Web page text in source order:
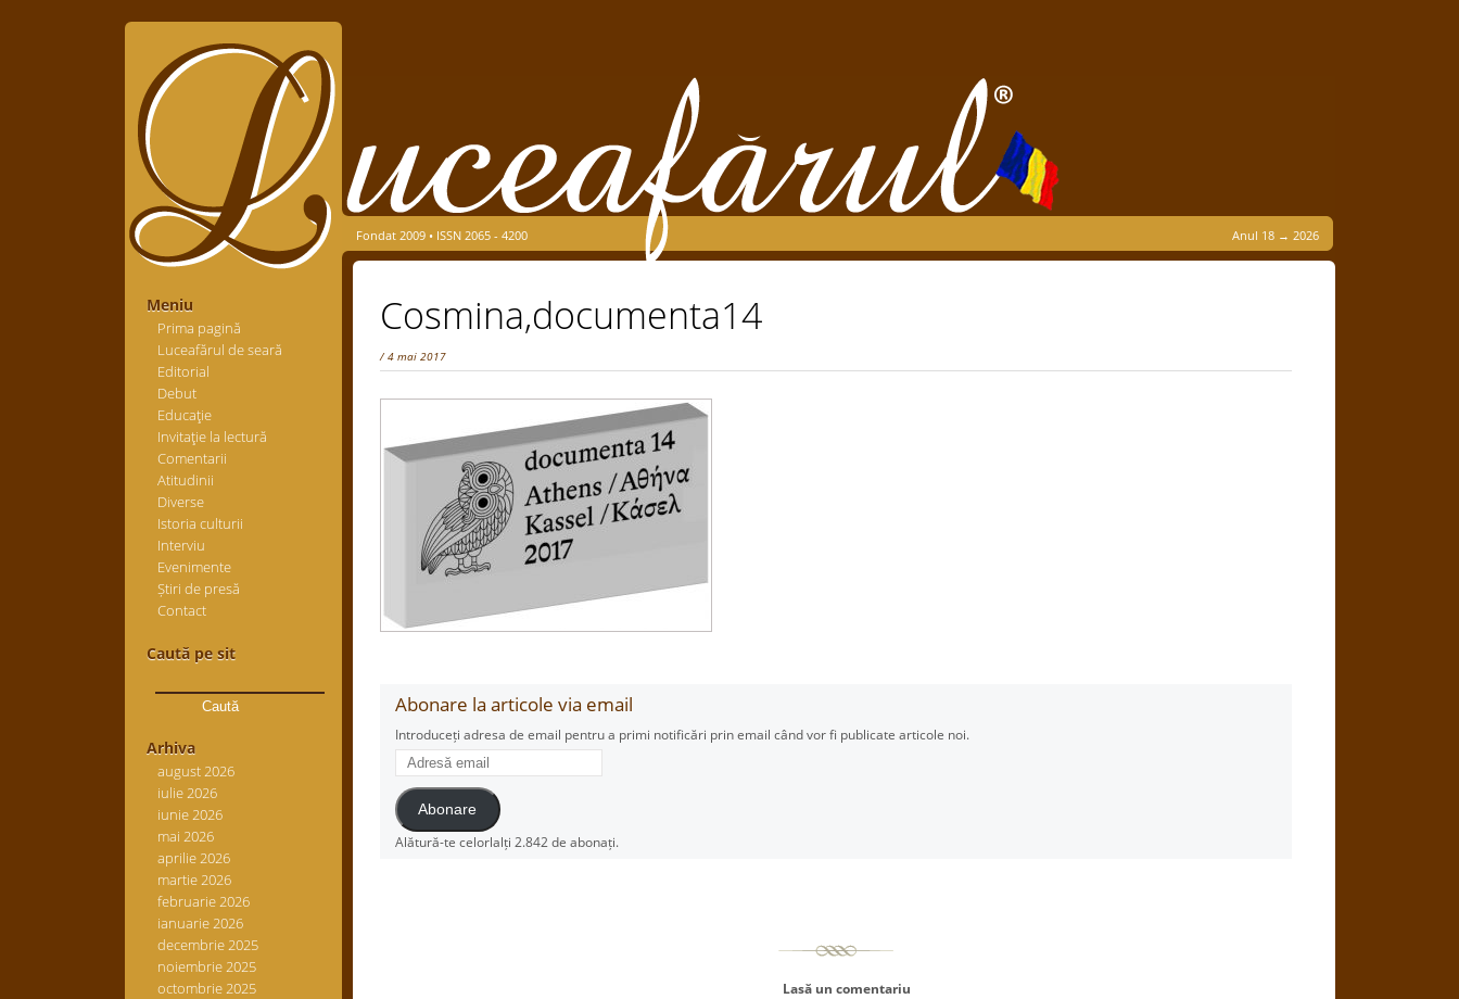
Meniu
Prima pagină
Luceafărul de seară
Editorial
Debut
Educaţie
Invitaţie la lectură
Comentarii
Atitudinii
Diverse
Istoria culturii
Interviu
Evenimente
Știri de presă
Contact
Caută pe sit
după:
Arhiva
august 2026
iulie 2026
iunie 2026
mai 2026
aprilie 2026
martie 2026
februarie 2026
ianuarie 2026
decembrie 2025
noiembrie 2025
octombrie 2025
Fondat 2009 • ISSN 2065 - 4200 Anul 18 → 2026
Cosmina,documenta14
/ 4 mai 2017
Abonare la articole via email
Introduceți adresa de email pentru a primi notificări prin email când vor fi publicate articole noi.
Adresă
email
Abonare
Alătură-te celorlalți 2.842 de abonați.
Lasă un comentariu